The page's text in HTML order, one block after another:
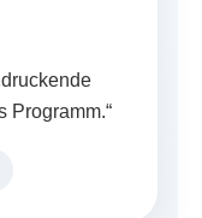
Programm.“